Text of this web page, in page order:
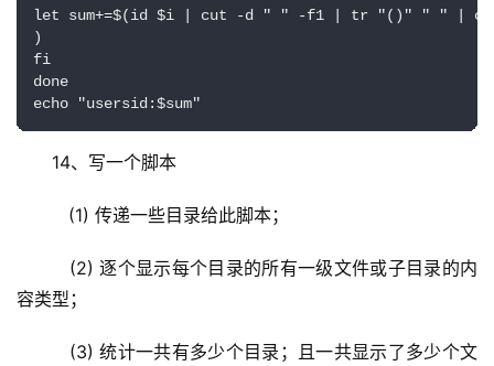
let sum+=$(id $i | cut -d " " -f1 | tr "()" " " |
)
fi
done
echo "usersid:$sum"
14、写一个脚本
(1) 传递一些目录给此脚本；
(2) 逐个显示每个目录的所有一级文件或子目录的内
容类型；
(3) 统计一共有多少个目录；且一共显示了多少个文